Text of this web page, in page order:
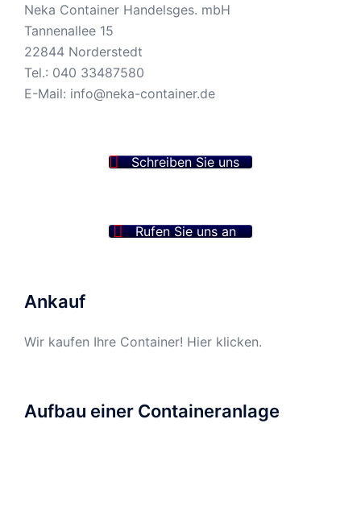
Neka Container Handelsges. mbH
Tannenallee 15
22844 Norderstedt
Tel.: 040 33487580
E-Mail: info@neka-container.de
Schreiben Sie uns
Rufen Sie uns an
Ankauf
Wir kaufen Ihre Container! Hier klicken.
Aufbau einer Containeranlage